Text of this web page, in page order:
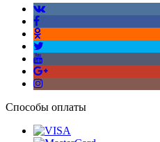
Способы оплаты